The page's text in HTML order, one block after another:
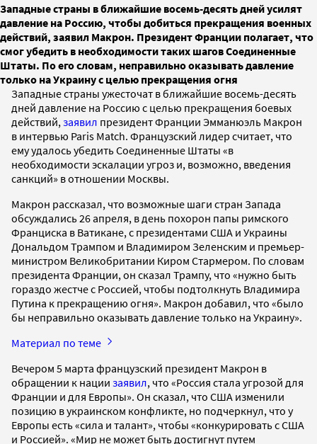
Западные страны в ближайшие восемь-десять дней усилят
давление на Россию, чтобы добиться прекращения военных
действий, заявил Макрон. Президент Франции полагает, что
смог убедить в необходимости таких шагов Соединенные
Штаты. По его словам, неправильно оказывать давление
только на Украину с целью прекращения огня
Западные страны ужесточат в ближайшие восемь-десять
дней давление на Россию с целью прекращения боевых
действий, заявил президент Франции Эмманюэль Макрон
в интервью Paris Match. Французский лидер считает, что
ему удалось убедить Соединенные Штаты «в
необходимости эскалации угроз и, возможно, введения
санкций» в отношении Москвы.
Макрон рассказал, что возможные шаги стран Запада
обсуждались 26 апреля, в день похорон папы римского
Франциска в Ватикане, с президентами США и Украины
Дональдом Трампом и Владимиром Зеленским и премьер-
министром Великобритании Киром Стармером. По словам
президента Франции, он сказал Трампу, что «нужно быть
гораздо жестче с Россией, чтобы подтолкнуть Владимира
Путина к прекращению огня». Макрон добавил, что «было
бы неправильно оказывать давление только на Украину».
Материал по теме
Вечером 5 марта французский президент Макрон в
обращении к нации заявил, что «Россия стала угрозой для
Франции и для Европы». Он сказал, что США изменили
позицию в украинском конфликте, но подчеркнул, что у
Европы есть «сила и талант», чтобы «конкурировать с США
и Россией». «Мир не может быть достигнут путем